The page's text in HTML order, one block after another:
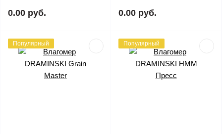
0.00 руб. 0.00 руб.
Популярный Популярный